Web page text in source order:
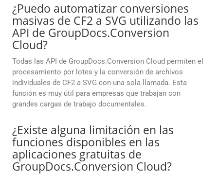
¿Puedo automatizar conversiones
masivas de CF2 a SVG utilizando las
API de GroupDocs.Conversion
Cloud?
Todas las API de GroupDocs.Conversion Cloud permiten el
procesamiento por lotes y la conversión de archivos
individuales de CF2 a SVG con una sola llamada. Esta
función es muy útil para empresas que trabajan con
grandes cargas de trabajo documentales.
¿Existe alguna limitación en las
funciones disponibles en las
aplicaciones gratuitas de
GroupDocs.Conversion Cloud?